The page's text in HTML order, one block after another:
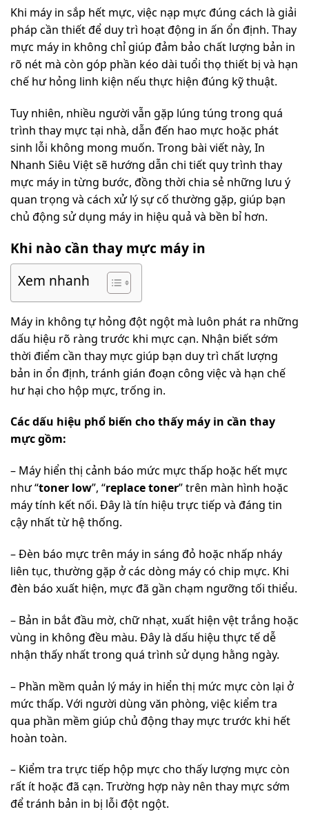
Khi máy in sắp hết mực, việc nạp mực đúng cách là giải
pháp cần thiết để duy trì hoạt động in ấn ổn định. Thay
mực máy in không chỉ giúp đảm bảo chất lượng bản in
rõ nét mà còn góp phần kéo dài tuổi thọ thiết bị và hạn
chế hư hỏng linh kiện nếu thực hiện đúng kỹ thuật.
Tuy nhiên, nhiều người vẫn gặp lúng túng trong quá
trình thay mực tại nhà, dẫn đến hao mực hoặc phát
sinh lỗi không mong muốn. Trong bài viết này, In
Nhanh Siêu Việt sẽ hướng dẫn chi tiết quy trình thay
mực máy in từng bước, đồng thời chia sẻ những lưu ý
quan trọng và cách xử lý sự cố thường gặp, giúp bạn
chủ động sử dụng máy in hiệu quả và bền bỉ hơn.
Khi nào cần thay mực máy in
Xem nhanh
Máy in không tự hỏng đột ngột mà luôn phát ra những
dấu hiệu rõ ràng trước khi mực cạn. Nhận biết sớm
thời điểm cần thay mực giúp bạn duy trì chất lượng
bản in ổn định, tránh gián đoạn công việc và hạn chế
hư hại cho hộp mực, trống in.
Các dấu hiệu phổ biến cho thấy máy in cần thay
mực gồm:
– Máy hiển thị cảnh báo mức mực thấp hoặc hết mực
như “toner low”, “replace toner” trên màn hình hoặc
máy tính kết nối. Đây là tín hiệu trực tiếp và đáng tin
cậy nhất từ hệ thống.
– Đèn báo mực trên máy in sáng đỏ hoặc nhấp nháy
liên tục, thường gặp ở các dòng máy có chip mực. Khi
đèn báo xuất hiện, mực đã gần chạm ngưỡng tối thiểu.
– Bản in bắt đầu mờ, chữ nhạt, xuất hiện vệt trắng hoặc
vùng in không đều màu. Đây là dấu hiệu thực tế dễ
nhận thấy nhất trong quá trình sử dụng hằng ngày.
– Phần mềm quản lý máy in hiển thị mức mực còn lại ở
mức thấp. Với người dùng văn phòng, việc kiểm tra
qua phần mềm giúp chủ động thay mực trước khi hết
hoàn toàn.
– Kiểm tra trực tiếp hộp mực cho thấy lượng mực còn
rất ít hoặc đã cạn. Trường hợp này nên thay mực sớm
để tránh bản in bị lỗi đột ngột.